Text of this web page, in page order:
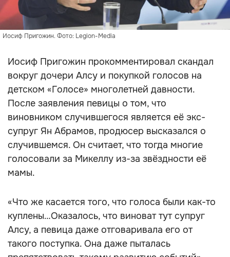
Иосиф Пригожин. Фото: Legion-Media
Иосиф Пригожин прокомментировал скандал
вокруг дочери Алсу и покупкой голосов на
детском «Голосе» многолетней давности.
После заявления певицы о том, что
виновником случившегося является её экс-
супруг Ян Абрамов, продюсер высказался о
случившемся. Он считает, что тогда многие
голосовали за Микеллу из-за звёздности её
мамы.
«Что же касается того, что голоса были как-то
куплены…Оказалось, что виноват тут супруг
Алсу, а певица даже отговаривала его от
такого поступка. Она даже пыталась